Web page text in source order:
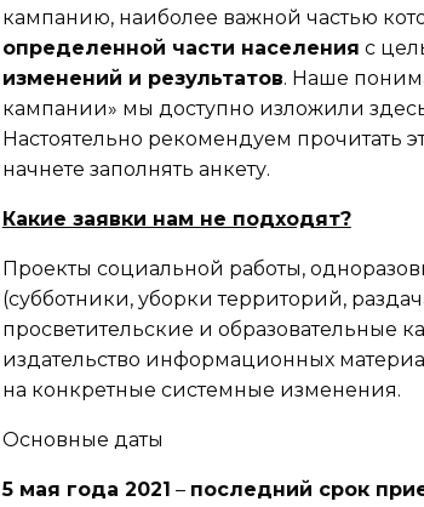
кампанию, наиболее важной частью
определенной части населения с
изменений и результатов. Наше
кампании» мы доступно изложили
Настоятельно рекомендуем прочитать
начнете заполнять анкету.
Какие заявки нам не подходят?
Проекты социальной работы,
(субботники, уборки территорий,
просветительские и образовательные
издательство информационных
на конкретные системные изменения.
Основные даты
5 мая года 2021 – последний срок